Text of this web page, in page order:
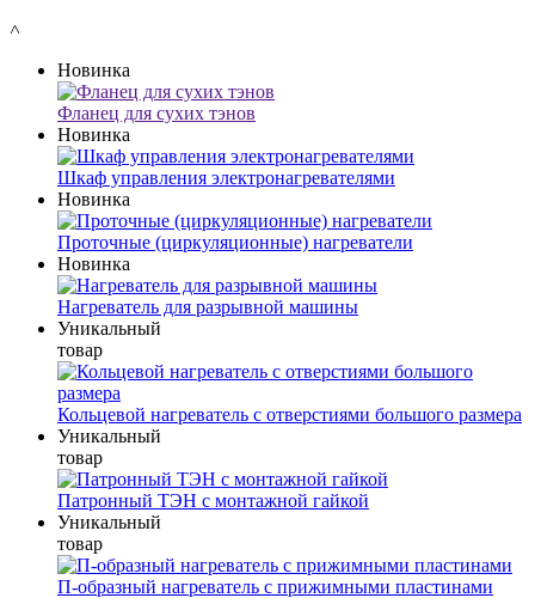
˄
Новинка
Фланец для сухих тэнов
Новинка
Шкаф управления электронагревателями
Новинка
Проточные (циркуляционные) нагреватели
Новинка
Нагреватель для разрывной машины
Уникальный
товар
Кольцевой нагреватель с отверстиями большого размера
Уникальный
товар
Патронный ТЭН с монтажной гайкой
Уникальный
товар
П-образный нагреватель с прижимными пластинами